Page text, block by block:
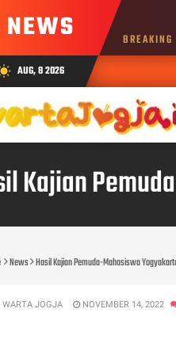
NEWS BREAKING
AUG, 8 2026
Kajian
News Hasil Kajian Pemuda-Mahasiswa
WARTA JOGJA NOVEMBER 14, 2022